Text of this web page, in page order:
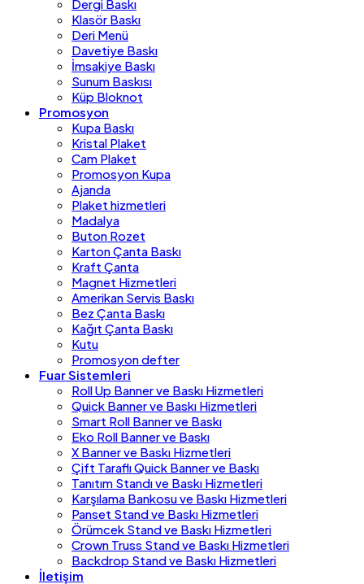
Dergi Baskı
Klasör Baskı
Deri Menü
Davetiye Baskı
İmsakiye Baskı
Sunum Baskısı
Küp Bloknot
Promosyon
Kupa Baskı
Kristal Plaket
Cam Plaket
Promosyon Kupa
Ajanda
Plaket hizmetleri
Madalya
Buton Rozet
Karton Çanta Baskı
Kraft Çanta
Magnet Hizmetleri
Amerikan Servis Baskı
Bez Çanta Baskı
Kağıt Çanta Baskı
Kutu
Promosyon defter
Fuar Sistemleri
Roll Up Banner ve Baskı Hizmetleri
Quick Banner ve Baskı Hizmetleri
Smart Roll Banner ve Baskı
Eko Roll Banner ve Baskı
X Banner ve Baskı Hizmetleri
Çift Taraflı Quick Banner ve Baskı
Tanıtım Standı ve Baskı Hizmetleri
Karşılama Bankosu ve Baskı Hizmetleri
Panset Stand ve Baskı Hizmetleri
Örümcek Stand ve Baskı Hizmetleri
Crown Truss Stand ve Baskı Hizmetleri
Backdrop Stand ve Baskı Hizmetleri
İletişim